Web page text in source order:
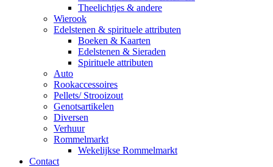
Theelichtjes & andere
Wierook
Edelstenen & spirituele attributen
Boeken & Kaarten
Edelstenen & Sieraden
Spirituele attributen
Auto
Rookaccessoires
Pellets/ Strooizout
Genotsartikelen
Diversen
Verhuur
Rommelmarkt
Wekelijkse Rommelmarkt
Contact